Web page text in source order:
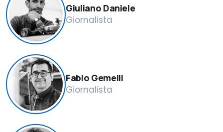
Giuliano Daniele
Giornalista
Fabio Gemelli
Giornalista